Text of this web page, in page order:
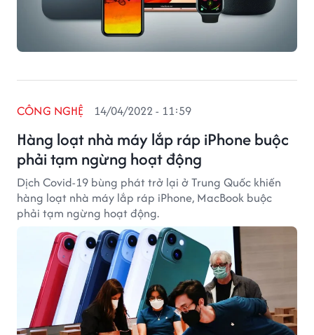
Hàng loạt nhà máy lắp ráp iPhone buộc
phải tạm ngừng hoạt động
CÔNG NGHỆ 14/04/2022 - 11:59
Dịch Covid-19 bùng phát trở lại ở Trung Quốc khiến
hàng loạt nhà máy lắp ráp iPhone, MacBook buộc
phải tạm ngừng hoạt động.